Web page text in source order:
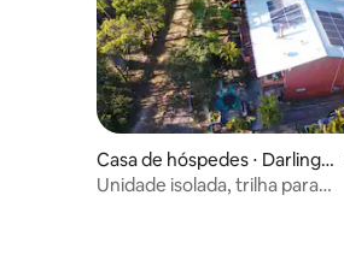
Casa de hóspedes ⋅ Darlingt
on
Unidade isolada, trilha para